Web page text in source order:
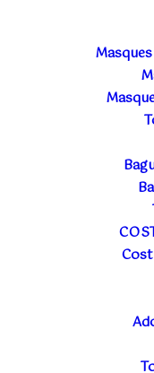
La Dirndl, est la
portée à
l’Ocktoberfest.
la moitié
Lederhose pour
juste pour la